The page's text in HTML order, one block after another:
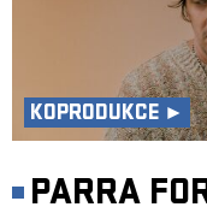
KOPRODUKCE ►
PARRA